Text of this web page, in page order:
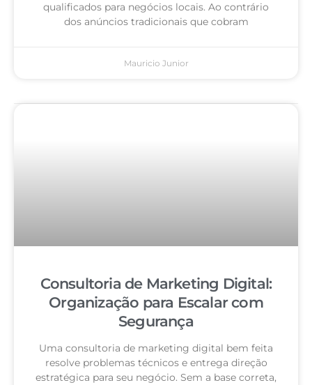
qualificados para negócios locais. Ao contrário
dos anúncios tradicionais que cobram
Mauricio Junior
Consultoria de Marketing Digital:
Organização para Escalar com
Segurança
Uma consultoria de marketing digital bem feita
resolve problemas técnicos e entrega direção
estratégica para seu negócio. Sem a base correta,